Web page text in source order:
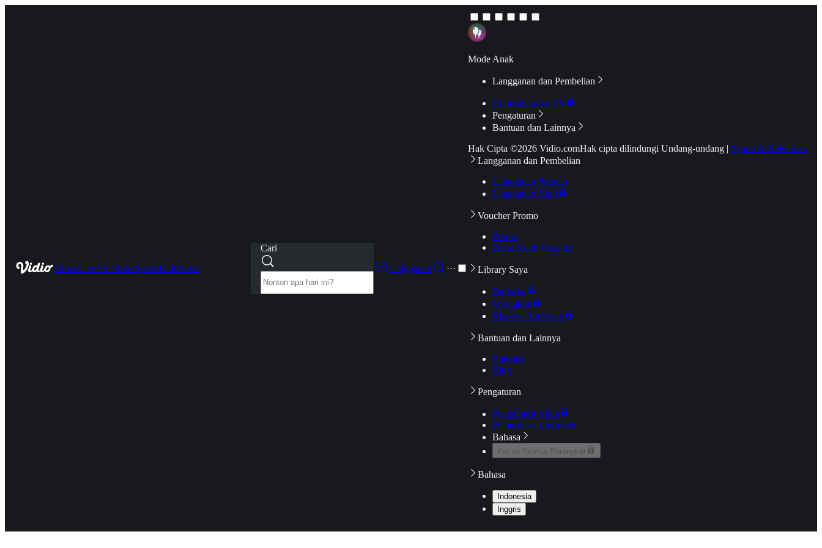
HomeLiveTV ShowSportsKidsNews
Cari
Langganan
···
Mode Anak
Langganan dan Pembelian
Hubungkan ke TV
Pengaturan
Bantuan dan Lainnya
Hak Cipta ©2026 Vidio.comHak cipta dilindungi Undang-undang | Syarat & Ketentuan
Langganan dan Pembelian
Langganan Premier
Langganan Aktif
Voucher Promo
Promo
Pakai Kode Voucher
Library Saya
Daftarku
Mengikuti
Riwayat Tontonan
Bantuan dan Lainnya
Bantuan
Blog
Pengaturan
Pengaturan Akun
Pemeriksaan Jaringan
Bahasa
Keluar Semua Perangkat
Bahasa
Indonesia
Inggris